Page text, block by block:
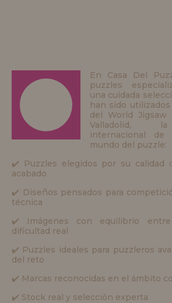
En Casa Del
puzzles
una cuidada
han sido
del World Jigsaw
Valladolid,
internacional
mundo del puzzle:
✔️ Puzzles elegidos por su calidad
acabado
✔️ Diseños pensados para
técnica
✔️ Imágenes con equilibrio
dificultad real
✔️ Puzzles ideales para puzzleros
del reto
✔️ Marcas reconocidas en el ámbito
✔️ Stock real y selección experta